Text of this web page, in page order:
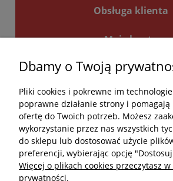
Obsługa klienta
Moje konto
Płatności i
Kontakt
Kontakt
undefined
Dbamy o Twoją
Pliki cookies i pokrewne im
poprawne działanie strony i pomagają
ofertę do Twoich potrzeb. Możesz
wykorzystanie przez nas wszystkich
do sklepu lub dostosować użycie
preferencji, wybierając opcję
Więcej o plikach cookies przeczytasz
prywatności.